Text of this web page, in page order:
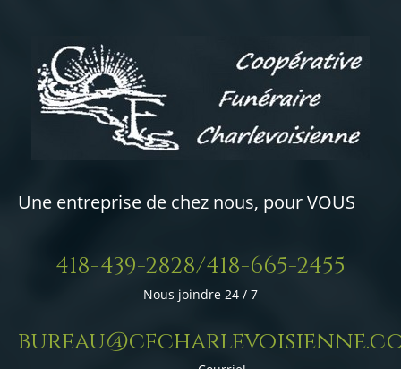
Une entreprise de chez nous, pour VOUS
418-439-2828/418-665-2455
Nous joindre 24 / 7